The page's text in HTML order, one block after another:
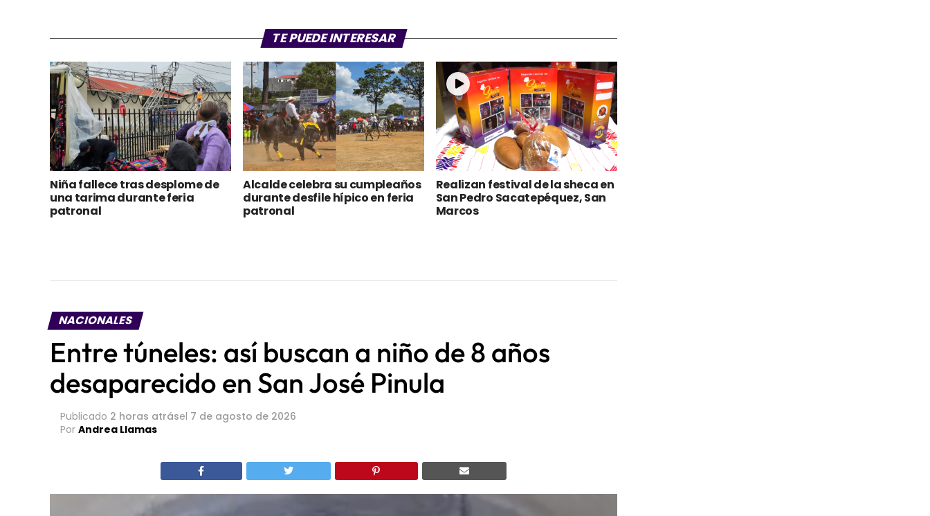
TE PUEDE INTERESAR
Niña fallece tras desplome de
una tarima durante feria
patronal
Alcalde celebra su cumpleaños
durante desfile hípico en feria
patronal
Realizan festival de la sheca en
San Pedro Sacatepéquez, San
Marcos
NACIONALES
Entre túneles: así buscan a niño de 8 años
desaparecido en San José Pinula
Publicado 2 horas atrásel 7 de agosto de 2026
Por Andrea Llamas